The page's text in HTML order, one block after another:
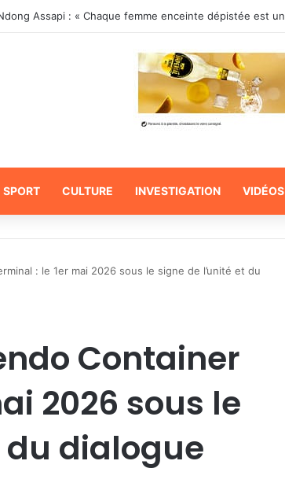
SPORT CULTURE INVESTIGATION VIDÉOS
: le 1er mai 2026 sous le signe de l’unité et du
Container
2026 sous le
du dialogue